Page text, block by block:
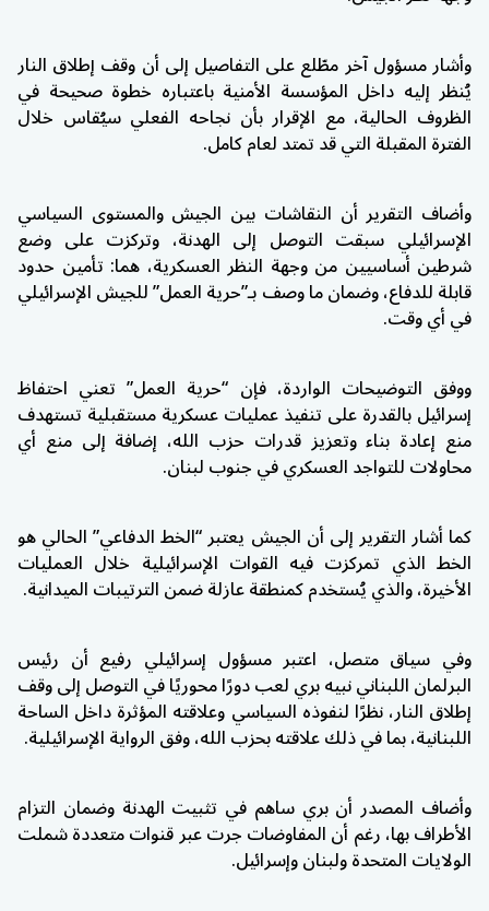
وأشار مسؤول آخر مطّلع على التفاصيل إلى أن وقف إطلاق النار
يُنظر إليه داخل المؤسسة الأمنية باعتباره خطوة صحيحة في
الظروف الحالية، مع الإقرار بأن نجاحه الفعلي سيُقاس خلال
الفترة المقبلة التي قد تمتد لعام كامل.
وأضاف التقرير أن النقاشات بين الجيش والمستوى السياسي
الإسرائيلي سبقت التوصل إلى الهدنة، وتركزت على وضع
شرطين أساسيين من وجهة النظر العسكرية، هما: تأمين حدود
قابلة للدفاع، وضمان ما وصف بـ”حرية العمل” للجيش الإسرائيلي
في أي وقت.
ووفق التوضيحات الواردة، فإن “حرية العمل” تعني احتفاظ
إسرائيل بالقدرة على تنفيذ عمليات عسكرية مستقبلية تستهدف
منع إعادة بناء وتعزيز قدرات حزب الله، إضافة إلى منع أي
محاولات للتواجد العسكري في جنوب لبنان.
كما أشار التقرير إلى أن الجيش يعتبر “الخط الدفاعي” الحالي هو
الخط الذي تمركزت فيه القوات الإسرائيلية خلال العمليات
الأخيرة، والذي يُستخدم كمنطقة عازلة ضمن الترتيبات الميدانية.
وفي سياق متصل، اعتبر مسؤول إسرائيلي رفيع أن رئيس
البرلمان اللبناني نبيه بري لعب دورًا محوريًا في التوصل إلى وقف
إطلاق النار، نظرًا لنفوذه السياسي وعلاقته المؤثرة داخل الساحة
اللبنانية، بما في ذلك علاقته بحزب الله، وفق الرواية الإسرائيلية.
وأضاف المصدر أن بري ساهم في تثبيت الهدنة وضمان التزام
الأطراف بها، رغم أن المفاوضات جرت عبر قنوات متعددة شملت
الولايات المتحدة ولبنان وإسرائيل.